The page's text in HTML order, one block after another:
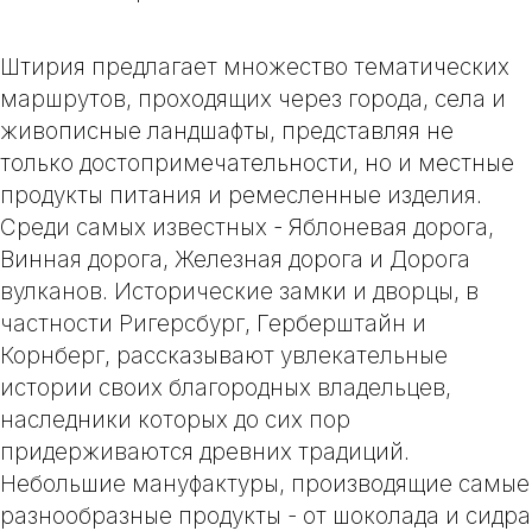
Штирия предлагает множество тематических
маршрутов, проходящих через города, села и
живописные ландшафты, представляя не
только достопримечательности, но и местные
продукты питания и ремесленные изделия.
Среди самых известных - Яблоневая дорога,
Винная дорога, Железная дорога и Дорога
вулканов. Исторические замки и дворцы, в
частности Ригерсбург, Герберштайн и
Корнберг, рассказывают увлекательные
истории своих благородных владельцев,
наследники которых до сих пор
придерживаются древних традиций.
Небольшие мануфактуры, производящие самые
разнообразные продукты - от шоколада и сидра